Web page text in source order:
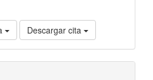
Descargar cita